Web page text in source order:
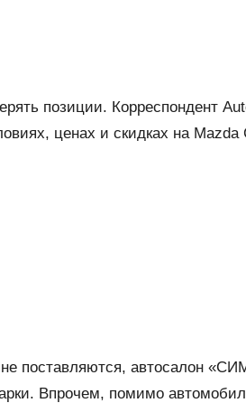
позиции. Корреспондент
ценах и скидках на Mazda
поставляются, автосалон
Впрочем, помимо